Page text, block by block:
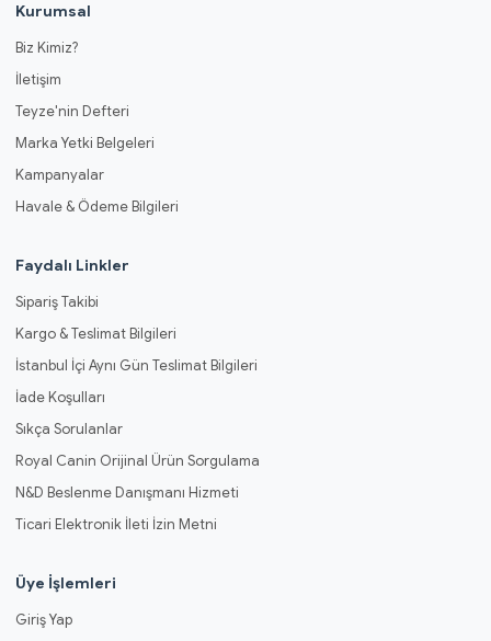
Kurumsal
Biz Kimiz?
İletişim
Teyze'nin Defteri
Marka Yetki Belgeleri
Kampanyalar
Havale & Ödeme Bilgileri
Faydalı Linkler
Sipariş Takibi
Kargo & Teslimat Bilgileri
İstanbul İçi Aynı Gün Teslimat Bilgileri
İade Koşulları
Sıkça Sorulanlar
Royal Canin Orijinal Ürün Sorgulama
N&D Beslenme Danışmanı Hizmeti
Ticari Elektronik İleti İzin Metni
Üye İşlemleri
Giriş Yap